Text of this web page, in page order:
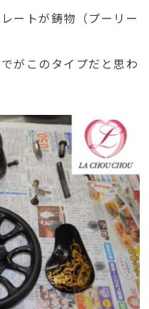
ートが鋳物（プーリー
がこのタイプだと思わ